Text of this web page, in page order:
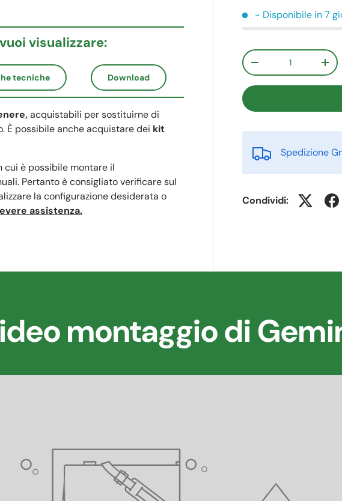
- Disponibile in 7
Q.tà
-
+
Spedizione
Condividi:
visualizzare:
tecniche Download
acquistabili per sostituirne di
È possibile anche acquistare dei kit
cui è possibile montare il
Pertanto è consigliato verificare sul
la configurazione desiderata o
assistenza.
montaggio di